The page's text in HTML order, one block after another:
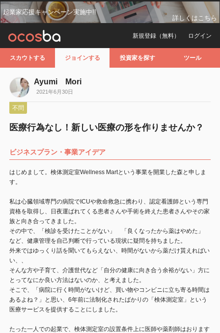
起業家応援キャンペーン実施中!!
詳しくはこちら
ログイン
新規登録（無料）
スカウトする ジョインする 投資家を探す ツール
Ayumi Mori
2021年6月30日
不問
医療行為なし！新しい医療の形を作りませんか？
ビジネスプラン・事業アイデア
はじめまして。検体測定室Wellness Martという事業を開業した森と申しま
す。
私は心臓領域専門の病院でICUや救命救急に携わり、認定看護師という専門
資格を取得し、日夜運ばれてくる患者さんや手術を終えた患者さんやその家
族と向き合ってきました。
その中で、「検診を受けたことがない」 「良くなったから薬はやめた」
など、健康管理を自己判断で行っている現状に疑問を持ちました。
外来ではゆっくり話を聞いてもらえない、時間がないから薬だけ貰えればい
い、、
そんな方や子育て、介護世代など「自分の健康に向き合う余裕がない」方に
とってなにか良い方法はないのか、と考えました。
そこで、「病院に行く時間がないけど、買い物やコンビニに立ち寄る時間は
あるよね？」と思い、6年前に法制化されたばかりの「検体測定室」という
医療サービスを提供することにしました。
たった一人での起業で、検体測定室の設置条件上に医師や薬剤師はおります